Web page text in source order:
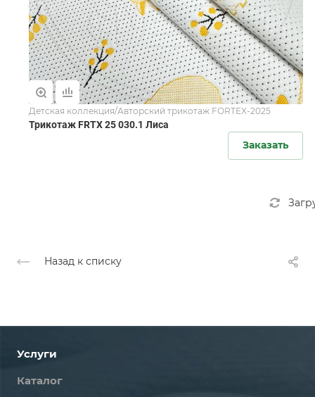
Детская коллекция/Авторский трикотаж FORTEX-2025
Трикотаж FRTX 25 030.1 Лиса
Заказать
Назад к списку
Услуги
Каталог